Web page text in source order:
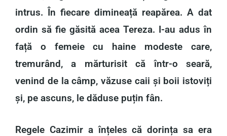
intrus. În fiecare dimineață reapărea. A dat
ordin să fie găsită acea Tereza. I-au adus în
față o femeie cu haine modeste care,
tremurând, a mărturisit că într-o seară,
venind de la câmp, văzuse caii și boii istoviți
și, pe ascuns, le dăduse puțin fân.
Regele Cazimir a înțeles că dorința sa era